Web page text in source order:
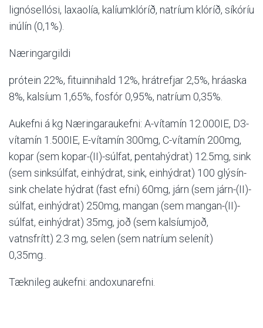
lignósellósi, laxaolía, kalíumklóríð, natríum klóríð, síkóríu
inúlín (0,1%).
Næringargildi
prótein 22%, fituinnihald 12%, hrátrefjar 2,5%, hráaska
8%, kalsíum 1,65%, fosfór 0,95%, natríum 0,35%.
Aukefni á kg Næringaraukefni: A-vítamín 12.000IE, D3-
vítamín 1.500IE, E-vítamín 300mg, C-vítamín 200mg,
kopar (sem kopar-(II)-súlfat, pentahýdrat) 12.5mg, sink
(sem sinksúlfat, einhýdrat, sink, einhýdrat) 100 glýsín-
sink chelate hýdrat (fast efni) 60mg, járn (sem járn-(II)-
súlfat, einhýdrat) 250mg, mangan (sem mangan-(II)-
súlfat, einhýdrat) 35mg, joð (sem kalsíumjoð,
vatnsfrítt) 2.3 mg, selen (sem natríum selenít)
0,35mg..
Tæknileg aukefni: andoxunarefni.